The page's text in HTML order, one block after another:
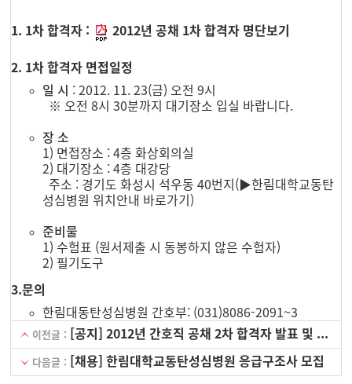
1. 1차 합격자 : 2012년 공채 1차 합격자 명단보기
2. 1차 합격자 면접일정
일 시
: 2012. 11. 23(금) 오전 9시
※ 오전 8시 30분까지 대기장소 입실 바랍니다.
장 소
1) 면접장소 : 4층 화상회의실
2) 대기장소 : 4층 대강당
주소 : 경기도 화성시 석우동 40번지( ▶한림대학교동탄
성심병원 위치안내 바로가기 )
준비물
1) 수험표 (원서제출 시 동봉하지 않은 수험자)
2) 필기도구
3.문의
한림대동탄성심병원 간호부: (031)8086-2091~3
이전글 : [공지] 2012년 간호직 공채 2차 합격자 발표 및 안내
다음글 : [채용] 한림대학교동탄성심병원 응급구조사 모집